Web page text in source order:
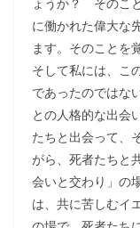
に働かれた偉大な
ます。そのことを
そして私には、こ
であったのではな
との人格的な出会
たちと出会って、
がら、死者たちと
会いと交わり」の
は、共に苦しむイ